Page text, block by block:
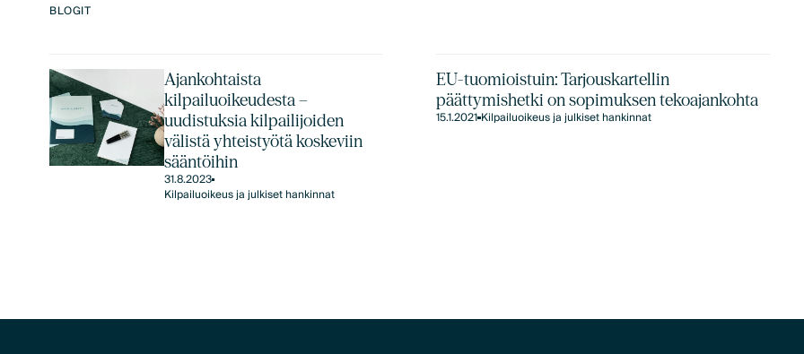
BLOGIT
Ajankohtaista
kilpailuoikeudesta –
uudistuksia kilpailijoiden
välistä yhteistyötä koskeviin
sääntöihin
31.8.2023
Kilpailuoikeus ja julkiset hankinnat
EU-tuomioistuin: Tarjouskartellin
päättymishetki on sopimuksen tekoajankohta
15.1.2021Kilpailuoikeus ja julkiset hankinnat